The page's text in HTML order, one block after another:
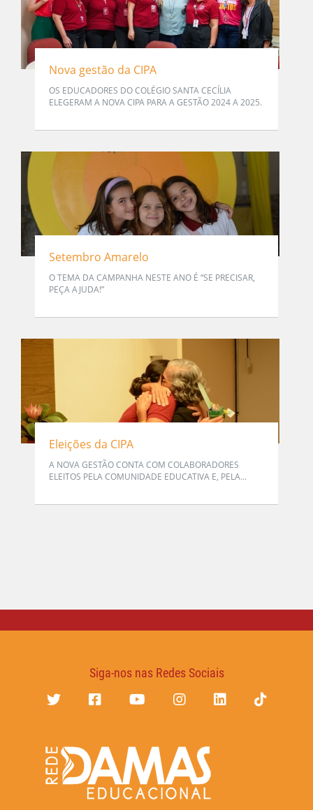
Nova gestão da CIPA
OS EDUCADORES DO COLÉGIO SANTA CECÍLIA
ELEGERAM A NOVA CIPA PARA A GESTÃO 2024 A 2025.
Setembro Amarelo
O TEMA DA CAMPANHA NESTE ANO É “SE PRECISAR,
PEÇA AJUDA!”
Eleições da CIPA
A NOVA GESTÃO CONTA COM COLABORADORES
ELEITOS PELA COMUNIDADE EDUCATIVA E, PELA...
Siga-nos nas Redes Sociais